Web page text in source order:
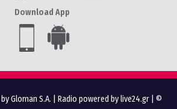
Download App
Gloman S.A. Radio powered by live24.gr | ©